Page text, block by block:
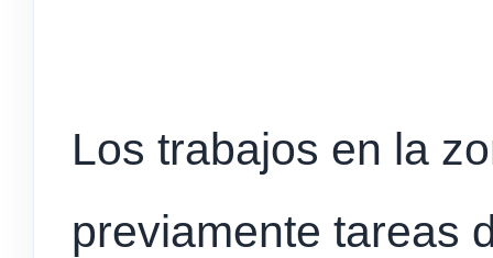
Los trabajos en la
previamente tareas